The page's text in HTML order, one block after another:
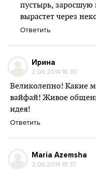
пустырь, заросшую
вырастет через
Ответить
Ирина
2.06.2014 16:30
Великолепно! Какие
вайфай! Живое
идея!
Ответить
Maria Azemsha
2.06.2014 19:37